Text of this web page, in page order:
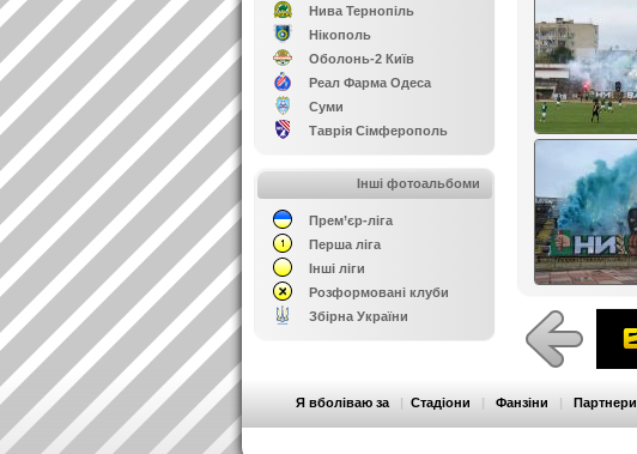
Нива Тернопіль
Нікополь
Оболонь-2 Київ
Реал Фарма Одеса
Суми
Таврія Сімферополь
Інші фотоальбоми
Прем’єр-ліга
Перша ліга
Інші ліги
Розформовані клуби
Збірна України
Я вболіваю за | Стадіони | Фанзіни | Партнери